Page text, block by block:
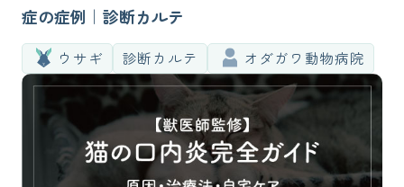
症の症例｜診断カルテ
ウサギ 診断カルテ オダガワ動物病院